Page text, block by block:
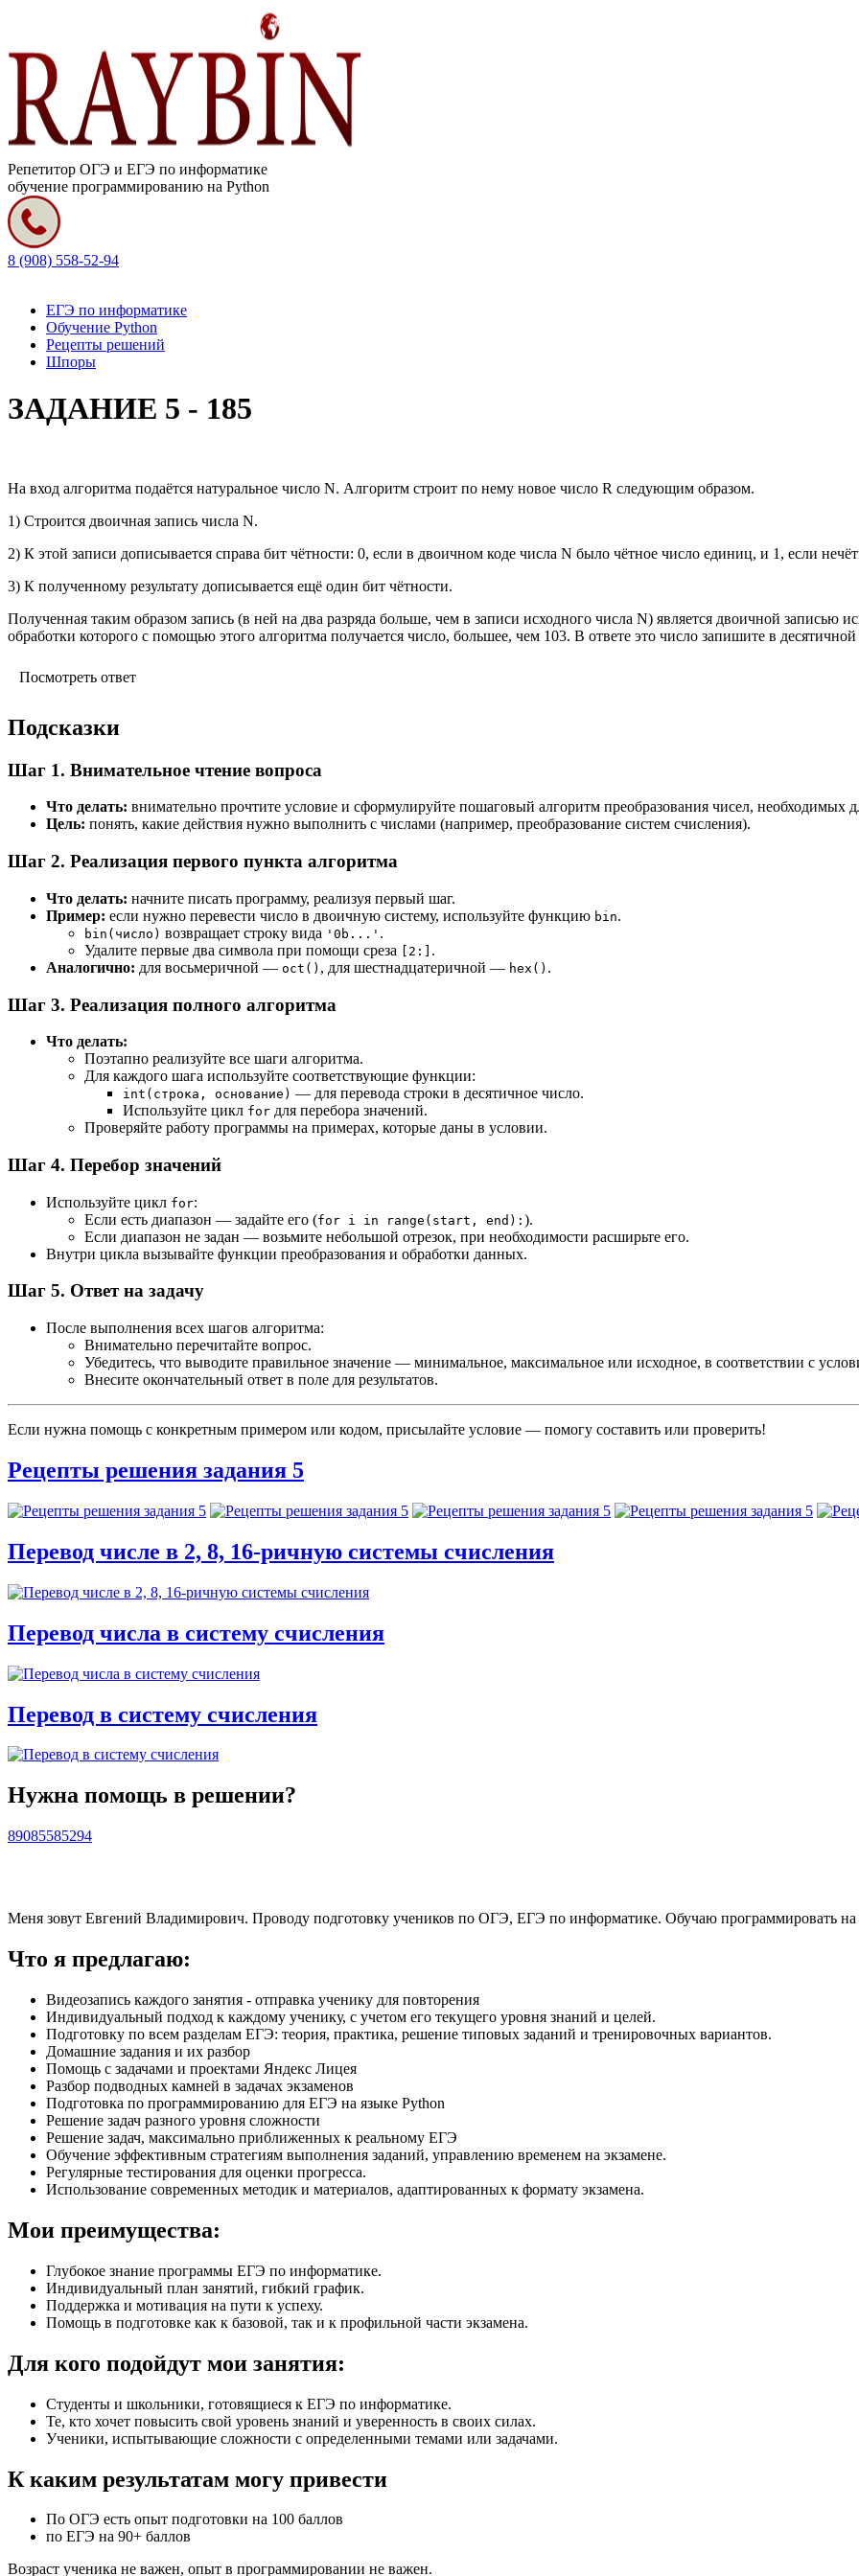
Репетитор ОГЭ и ЕГЭ по информатике
обучение программированию на Python
8 (908) 558-52-94
ЕГЭ по информатике
Обучение Python
Рецепты решений
Шпоры
ЗАДАНИЕ 5 - 185
На вход алгоритма подаётся натуральное число N. Алгоритм строит по нему новое число R следующим образом.
1) Строится двоичная запись числа N.
2) К этой записи дописывается справа бит чётности: 0, если в двоичном коде числа N было чётное число единиц, и 1, если
3) К полученному результату дописывается ещё один бит чётности.
Полученная таким образом запись (в ней на два разряда больше, чем в записи исходного числа N) является двоичной записью
обработки которого с помощью этого алгоритма получается число, большее, чем 103. В ответе это число запишите в десятичной
Посмотреть ответ
Подсказки
Шаг 1. Внимательное чтение вопроса
Что делать: внимательно прочтите условие и сформулируйте пошаговый алгоритм преобразования чисел, необходимых
Цель: понять, какие действия нужно выполнить с числами (например, преобразование систем счисления).
Шаг 2. Реализация первого пункта алгоритма
Что делать: начните писать программу, реализуя первый шаг.
Пример: если нужно перевести число в двоичную систему, используйте функцию bin.
bin(число) возвращает строку вида '0b...' .
Удалите первые два символа при помощи среза
[2:] .
Аналогично: для восьмеричной — oct() , для шестнадцатеричной — hex() .
Шаг 3. Реализация полного алгоритма
Что делать:
Поэтапно реализуйте все шаги алгоритма.
Для каждого шага используйте соответствующие функции:
int(строка, основание) — для перевода строки в десятичное число.
Используйте цикл for для перебора значений.
Проверяйте работу программы на примерах, которые даны в условии.
Шаг 4. Перебор значений
Используйте цикл for:
Если есть диапазон — задайте его (for i in range(start, end): ).
Если диапазон не задан — возьмите небольшой отрезок, при необходимости расширьте его.
Внутри цикла вызывайте функции преобразования и обработки данных.
Шаг 5. Ответ на задачу
После выполнения всех шагов алгоритма:
Внимательно перечитайте вопрос.
Убедитесь, что выводите правильное значение — минимальное, максимальное или исходное, в соответствии с
Внесите окончательный ответ в поле для результатов.
Если нужна помощь с конкретным примером или кодом, присылайте условие — помогу составить или проверить!
Рецепты решения задания 5
Перевод числе в 2, 8, 16-ричную системы счисления
Перевод числа в систему счисления
Перевод в систему счисления
Нужна помощь в решении?
89085585294
Меня зовут Евгений Владимирович. Проводу подготовку учеников по ОГЭ, ЕГЭ по информатике. Обучаю программировать на
Что я предлагаю:
Видеозапись каждого занятия - отправка ученику для повторения
Индивидуальный подход к каждому ученику, с учетом его текущего уровня знаний и целей.
Подготовку по всем разделам ЕГЭ: теория, практика, решение типовых заданий и тренировочных вариантов.
Домашние задания и их разбор
Помощь с задачами и проектами Яндекс Лицея
Разбор подводных камней в задачах экзаменов
Подготовка по программированию для ЕГЭ на языке Python
Решение задач разного уровня сложности
Решение задач, максимально приближенных к реальному ЕГЭ
Обучение эффективным стратегиям выполнения заданий, управлению временем на экзамене.
Регулярные тестирования для оценки прогресса.
Использование современных методик и материалов, адаптированных к формату экзамена.
Мои преимущества:
Глубокое знание программы ЕГЭ по информатике.
Индивидуальный план занятий, гибкий график.
Поддержка и мотивация на пути к успеху.
Помощь в подготовке как к базовой, так и к профильной части экзамена.
Для кого подойдут мои занятия:
Студенты и школьники, готовящиеся к ЕГЭ по информатике.
Те, кто хочет повысить свой уровень знаний и уверенность в своих силах.
Ученики, испытывающие сложности с определенными темами или задачами.
К каким результатам могу привести
По ОГЭ есть опыт подготовки на 100 баллов
по ЕГЭ на 90+ баллов
Возраст ученика не важен, опыт в программировании не важен.